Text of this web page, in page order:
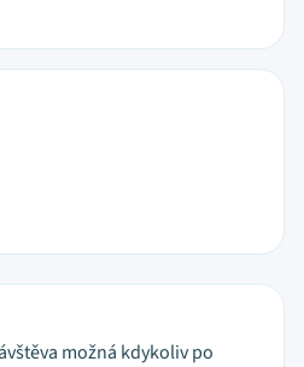
možná kdykoliv po